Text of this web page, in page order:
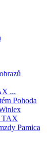
...
Pohoda
TAX
Pamica